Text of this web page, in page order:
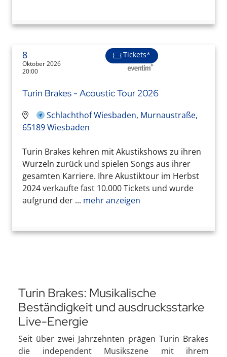
8
Oktober 2026
20:00
Tickets*
Turin Brakes - Acoustic Tour 2026
Schlachthof Wiesbaden, Murnaustraße,
65189 Wiesbaden
Turin Brakes kehren mit Akustikshows zu ihren
Wurzeln zurück und spielen Songs aus ihrer
gesamten Karriere. Ihre Akustiktour im Herbst
2024 verkaufte fast 10.000 Tickets und wurde
aufgrund der ... mehr anzeigen
Turin Brakes: Musikalische
Beständigkeit und ausdrucksstarke
Live-Energie
Seit über zwei Jahrzehnten prägen Turin Brakes
die independent Musikszene mit ihrem